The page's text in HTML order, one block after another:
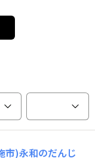
市)永和のだんじ